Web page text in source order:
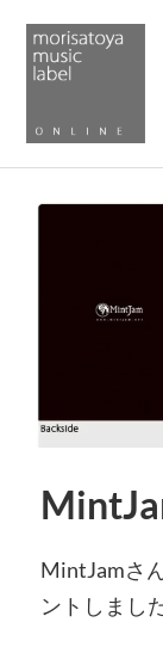
MintJamさ
ントしました